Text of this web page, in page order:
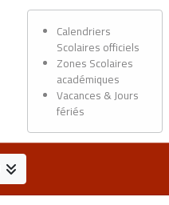
Calendriers
Scolaires officiels
Zones Scolaires
académiques
Vacances & Jours
fériés